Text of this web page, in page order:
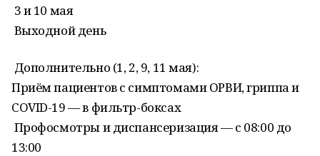
3 и 10 мая
Выходной день
Дополнительно (1, 2, 9, 11 мая):
Приём пациентов с симптомами ОРВИ, гриппа и
COVID-19 — в фильтр-боксах
Профосмотры и диспансеризация — с 08:00 до
13:00